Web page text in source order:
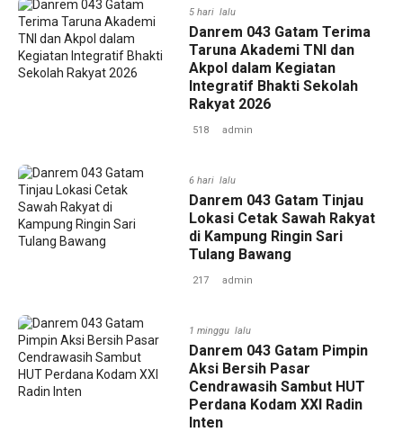
5 hari lalu
Danrem 043 Gatam Terima
Taruna Akademi TNI dan
Akpol dalam Kegiatan
Integratif Bhakti Sekolah
Rakyat 2026
518 admin
6 hari lalu
Danrem 043 Gatam Tinjau
Lokasi Cetak Sawah Rakyat
di Kampung Ringin Sari
Tulang Bawang
217 admin
1 minggu lalu
Danrem 043 Gatam Pimpin
Aksi Bersih Pasar
Cendrawasih Sambut HUT
Perdana Kodam XXI Radin
Inten